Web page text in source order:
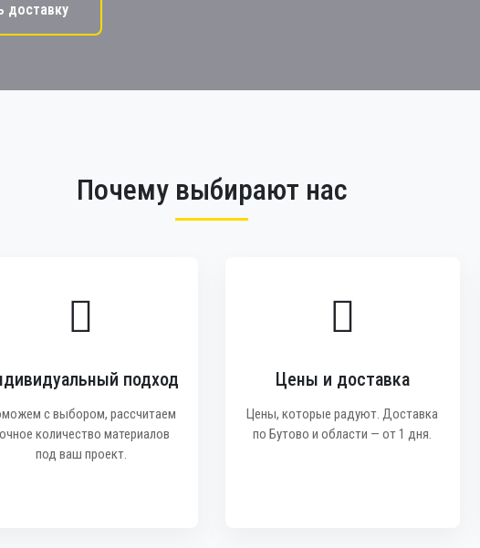
доставку
Почему выбирают нас
подход
с выбором, рассчитаем
количество материалов
под ваш проект.
Цены и доставка
Цены, которые радуют. Доставка
по Бутово и области — от 1 дня.